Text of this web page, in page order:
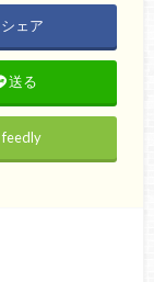
シェア
送る
feedly